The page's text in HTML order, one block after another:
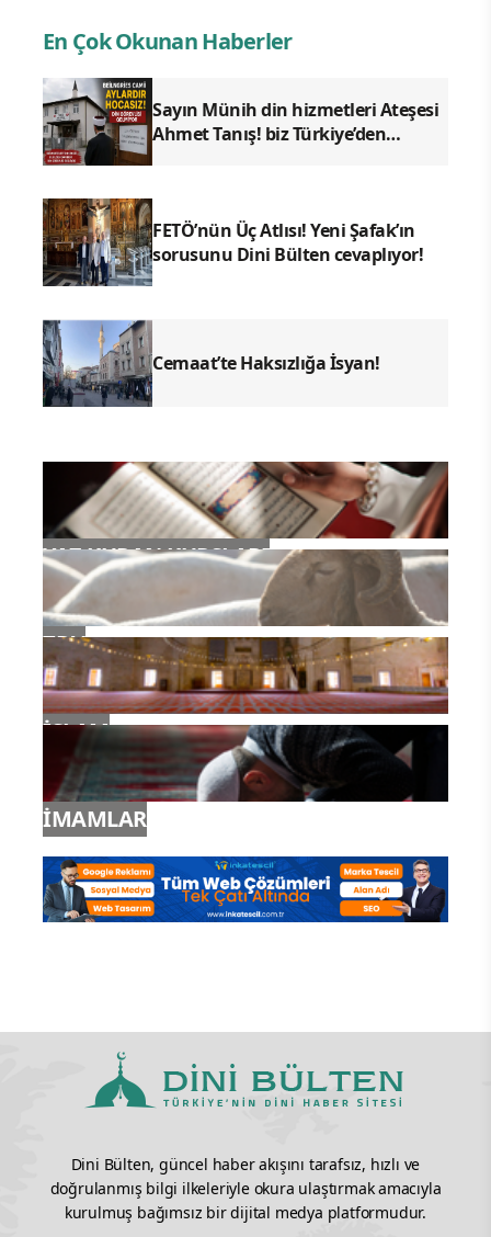
En Çok Okunan Haberler
Sayın Münih din hizmetleri Ateşesi
Ahmet Tanış! biz Türkiye’den
FETÖ’nün Üç Atlısı! Yeni Şafak’ın
sorusunu Dini Bülten cevaplıyor!
Cemaat’te Haksızlığa İsyan!
YAZ KURAN KURSLARI
TDV
İSLAM
İMAMLAR
Dini Bülten, güncel haber akışını tarafsız, hızlı ve
doğrulanmış bilgi ilkeleriyle okura ulaştırmak amacıyla
kurulmuş bağımsız bir dijital medya platformudur.